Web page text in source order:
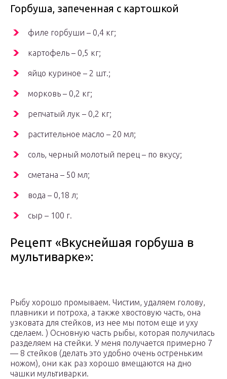
Горбуша, запеченная с картошкой
филе горбуши – 0,4 кг;
картофель – 0,5 кг;
яйцо куриное – 2 шт.;
морковь – 0,2 кг;
репчатый лук – 0,2 кг;
растительное масло – 20 мл;
соль, черный молотый перец – по вкусу;
сметана – 50 мл;
вода – 0,18 л;
сыр – 100 г.
Рецепт «Вкуснейшая горбуша в
мультиварке»:
Рыбу хорошо промываем. Чистим, удаляем голову,
плавники и потроха, а также хвостовую часть, она
узковата для стейков, из нее мы потом еще и уху
сделаем. ) Основную часть рыбы, которая получилась
разделяем на стейки. У меня получается примерно 7
— 8 стейков (делать это удобно очень остреньким
ножом), они как раз хорошо вмещаются на дно
чашки мультиварки.